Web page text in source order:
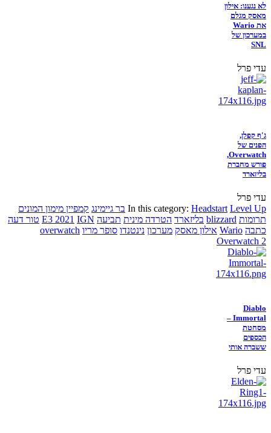
לא נגענו: אילון
מאסק מגלם
את Wario
במערכון של
SNL
עדי פרל
ג'ף קפלן,
הפנים של
Overwatch,
פורש מחברת
בליזארד
עדי פרל
In this category: Headstart Level Up בר גיימינג קמפיין מימון המונים
תרומות blizzard בליזארד הטרדה מינית תביעה E3 2021 IGN
טור דעה
כתבה Wario אילון מאסק מערכון נינטנדו סופר מריו overwatch
Overwatch 2
Diablo
Immortal –
מסחטת
הכספים
ששברה אותי
עדי פרל